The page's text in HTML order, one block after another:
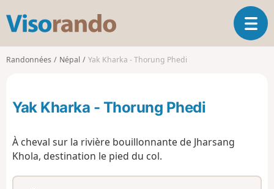
s
o
d
O
u
Randonnées Népal Yak Kharka - Thorung Phedi
Yak Kharka - Thorung Phedi
À cheval sur la rivière bouillonnante de Jharsang
Khola, destination le pied du col.